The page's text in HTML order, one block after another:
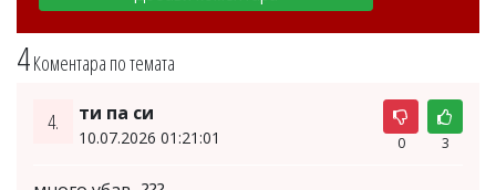
4Коментара по темата
4. ти па си
10.07.2026 01:21:01 0 3